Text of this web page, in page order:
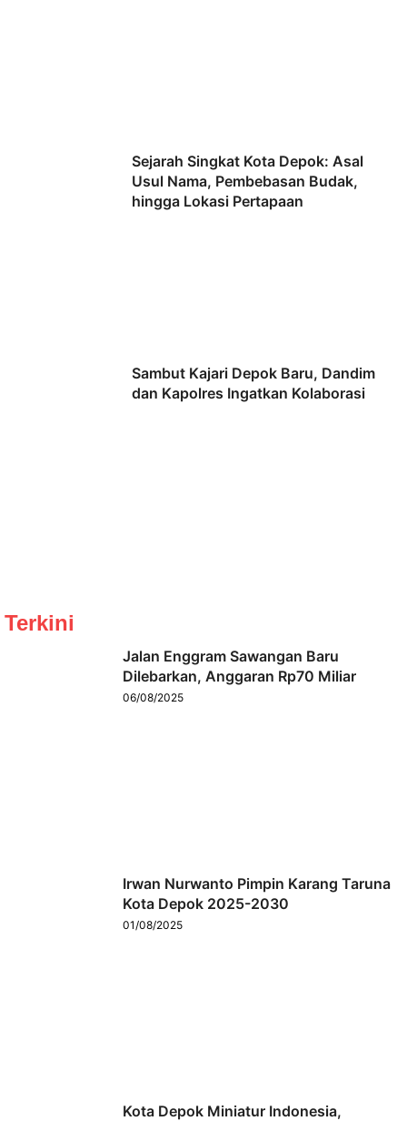
Sejarah Singkat Kota Depok: Asal
Usul Nama, Pembebasan Budak,
hingga Lokasi Pertapaan
Sambut Kajari Depok Baru, Dandim
dan Kapolres Ingatkan Kolaborasi
Jalan Enggram Sawangan Baru
Dilebarkan, Anggaran Rp70 Miliar
06/08/2025
Irwan Nurwanto Pimpin Karang Taruna
Kota Depok 2025-2030
01/08/2025
Kota Depok Miniatur Indonesia,
Terkini